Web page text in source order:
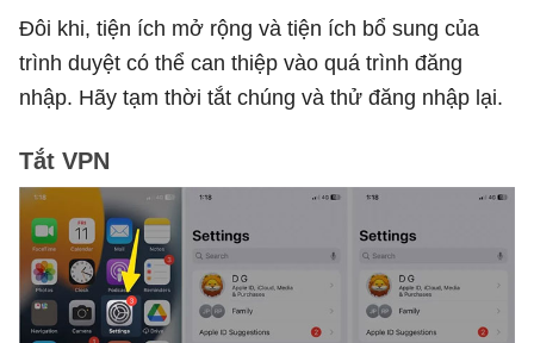
Đôi khi, tiện ích mở rộng và tiện ích bổ sung của
trình duyệt có thể can thiệp vào quá trình đăng
nhập. Hãy tạm thời tắt chúng và thử đăng nhập lại.
Tắt VPN